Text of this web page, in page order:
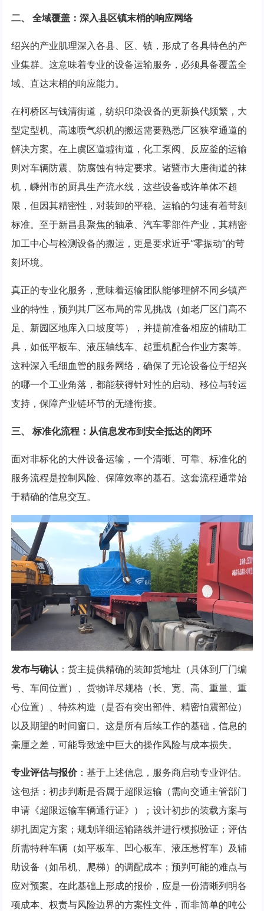
二、 全域覆盖：深入县区镇末梢的响应网络
绍兴的产业肌理深入各县、区、镇，形成了各具特色的产
业集群。这意味着专业的设备运输服务，必须具备覆盖全
域、直达末梢的响应能力。
在柯桥区与钱清街道，纺织印染设备的更新换代频繁，大
型定型机、高速喷气织机的搬运需要熟悉厂区狭窄通道的
解决方案。在上虞区道墟街道，化工泵阀、反应釜的运输
则对车辆防震、防腐蚀有特定要求。诸暨市大唐街道的袜
机，嵊州市的厨具生产流水线，这些设备或许单体不超
限，但因其精密性，对装卸的平稳、运输的匀速有着苛刻
标准。至于新昌县聚焦的轴承、汽车零部件产业，其精密
加工中心与检测设备的搬运，更是要求近乎“零振动”的苛
刻环境。
真正的专业化服务，意味着运输团队能够理解不同乡镇产
业的特性，预判其厂区布局的常见挑战（如老厂区门高不
足、新园区地库入口坡度等），并提前准备相应的辅助工
具，如低平板车、液压轴线车、起重机配合作业方案等。
这种深入毛细血管的服务网络，确保了无论设备位于绍兴
的哪一个工业角落，都能获得针对性的启动、移位与转运
支持，保障产业链环节的无缝衔接。
三、 标准化流程：从信息发布到安全抵达的闭环
面对非标化的大件设备运输，一个清晰、可靠、标准化的
服务流程是控制风险、保障效率的基石。这套流程通常始
于精确的信息交互。
发布与确认 ：货主提供精确的装卸货地址（具体到厂门编
号、车间位置）、货物详尽规格（长、宽、高、重量、重
心位置）、特殊构造（是否有突出部件、精密怕震部位）
以及期望的时间窗口。这是所有后续工作的基础，信息的
毫厘之差，可能导致途中巨大的操作风险与成本损失。
专业评估与报价：基于上述信息，服务商启动专业评估。
这包括：初步判断是否属于超限运输（需向交通主管部门
申请《超限运输车辆通行证》）；设计初步的装载方案与
绑扎固定方案；规划详细运输路线并进行模拟验证；评估
所需特种车辆（如平板车、凹心板车、液压悬臂车）及辅
助设备（如吊机、爬梯）的调配成本；预判可能的难点与
应对预案。在此基础上形成的报价，应是一份清晰列明各
项成本、权责与风险边界的方案性文件，而非简单的吨公